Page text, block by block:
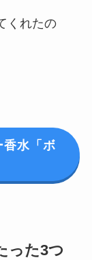
くれたの
香水「ボ
った3つ